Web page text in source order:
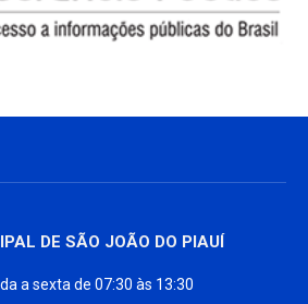
DE SÃO JOÃO DO PIAUÍ
a sexta de 07:30 às 13:30